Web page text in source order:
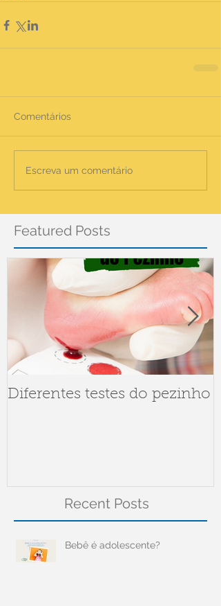
Comentários
Escreva um comentário
Featured Posts
Diferentes testes do pezinho
Recent Posts
Bebê é adolescente?